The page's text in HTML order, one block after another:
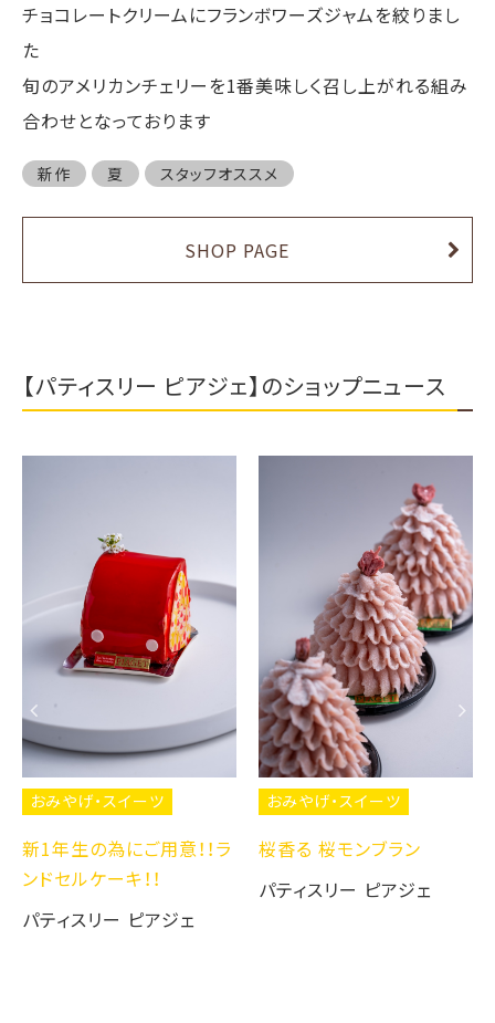
チョコレートクリームにフランボワーズジャムを絞りまし
た
旬のアメリカンチェリーを1番美味しく召し上がれる組み
合わせとなっております
新作 夏 スタッフオススメ
SHOP PAGE
【パティスリー ピアジェ】のショップニュース
おみやげ・スイーツ
新1年生の為にご用意！！ラ
ンドセルケーキ！！
パティスリー ピアジェ
おみやげ・スイーツ
桜香る 桜モンブラン
パティスリー ピアジェ